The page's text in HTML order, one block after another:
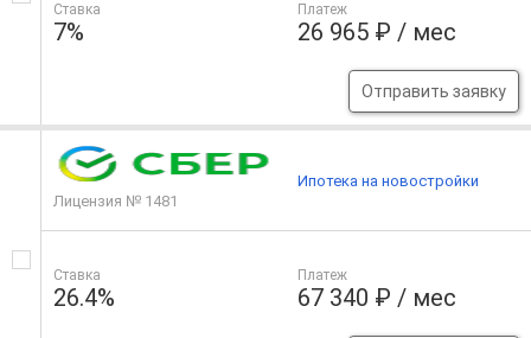
Ставка
7%
Платеж
26 965 ₽ / мес
Отправить заявку
Лицензия № 1481
Ставка
26.4%
Платеж
67 340 ₽ / мес
Ипотека на новостройки